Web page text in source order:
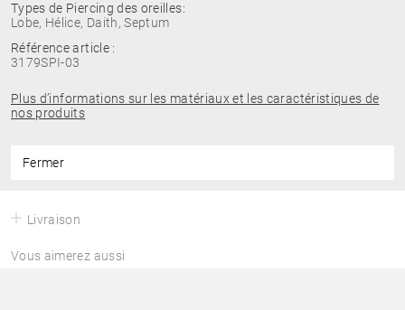
Types de Piercing des oreilles:
Lobe, Hélice, Daith, Septum
Référence article :
3179SPI-03
Plus d’informations sur les matériaux et les caractéristiques de
nos produits
Fermer
Livraison
Vous aimerez aussi